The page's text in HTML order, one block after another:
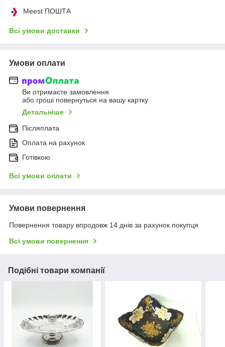
Meest ПОШТА
Всі умови доставки
Умови оплати
Ви отримаєте замовлення
або гроші повернуться на вашу картку
Детальніше
Післяплата
Оплата на рахунок
Готівкою
Всі умови оплати
Умови повернення
Повернення товару впродовж 14 днів за рахунок покупця
Всі умови повернення
Подібні товари компанії